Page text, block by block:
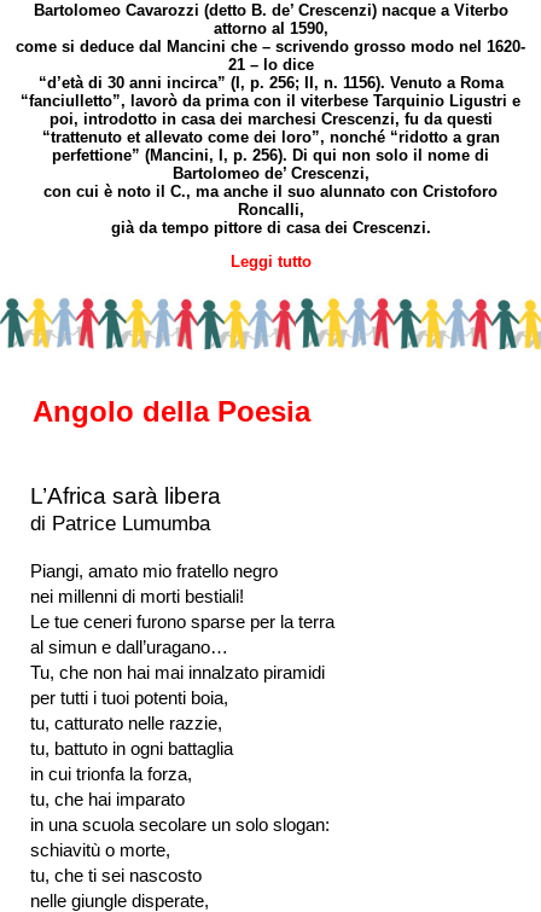
Bartolomeo Cavarozzi (detto B. de’ Crescenzi) nacque a Viterbo
attorno al 1590,
come si deduce dal Mancini che – scrivendo grosso modo nel 1620-
21 – lo dice
“d’età di 30 anni incirca” (I, p. 256; II, n. 1156). Venuto a Roma
“fanciulletto”, lavorò da prima con il viterbese Tarquinio Ligustri e
poi, introdotto in casa dei marchesi Crescenzi, fu da questi
“trattenuto et allevato come dei loro”, nonché “ridotto a gran
perfettione” (Mancini, I, p. 256). Di qui non solo il nome di
Bartolomeo de’ Crescenzi,
con cui è noto il C., ma anche il suo alunnato con Cristoforo
Roncalli,
già da tempo pittore di casa dei Crescenzi.
Leggi tutto
Angolo della Poesia
L’Africa sarà libera
di Patrice Lumumba
Piangi, amato mio fratello negro
nei millenni di morti bestiali!
Le tue ceneri furono sparse per la terra
al simun e dall’uragano…
Tu, che non hai mai innalzato piramidi
per tutti i tuoi potenti boia,
tu, catturato nelle razzie,
tu, battuto in ogni battaglia
in cui trionfa la forza,
tu, che hai imparato
in una scuola secolare un solo slogan:
schiavitù o morte,
tu, che ti sei nascosto
nelle giungle disperate,